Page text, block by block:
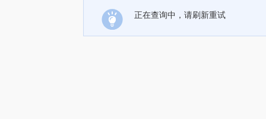
正在查询中，请刷新重试